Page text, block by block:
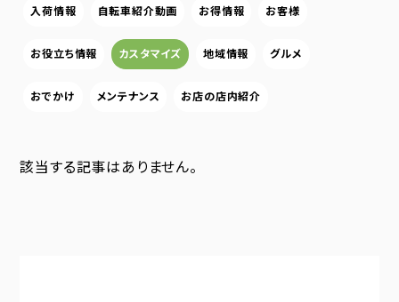
入荷情報 自転車紹介動画 お得情報 お客様
お役立ち情報 カスタマイズ 地域情報 グルメ
おでかけ メンテナンス お店の店内紹介
該当する記事はありません。